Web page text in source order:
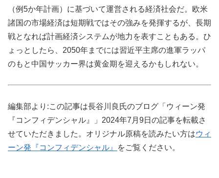
（例5か年計画）に基づいて運営される経済社会だ。欧米
諸国の市場経済は短期戦ではその強みを発揮するが、長期
戦となれば計画経済システムが地力を表すこともある。ひ
ょっとしたら、2050年までには習近平主席の進軍ラッパ
のもと中国サッカー界は黄金期を迎えるかもしれない。
編集部より:この記事は長谷川良氏のブログ「ウィーン発
『コンフィデンシャル』」2024年7月9日の記事を転載さ
せていただきました。オリジナル原稿を読みたい方はウィ
ーン発『コンフィデンシャル』
をご覧ください。